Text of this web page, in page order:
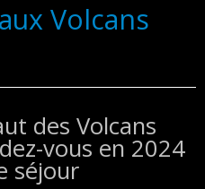
Volcans
des Volcans
vous en 2024
séjour